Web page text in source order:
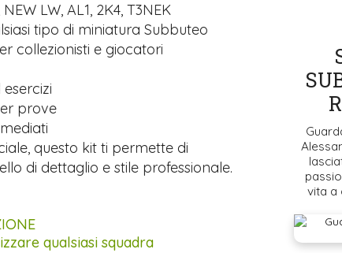
LW, AL1, 2K4, T3NEK
tipo di miniatura Subbuteo
collezionisti e giocatori
prove
questo kit ti permette di
di dettaglio e stile professionale.
qualsiasi squadra
vita a